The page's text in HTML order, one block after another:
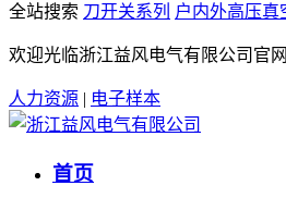
全站搜索 刀开关系列 户内外高压真
欢迎光临浙江益风电气有限公司官网
人力资源 | 电子样本
首页